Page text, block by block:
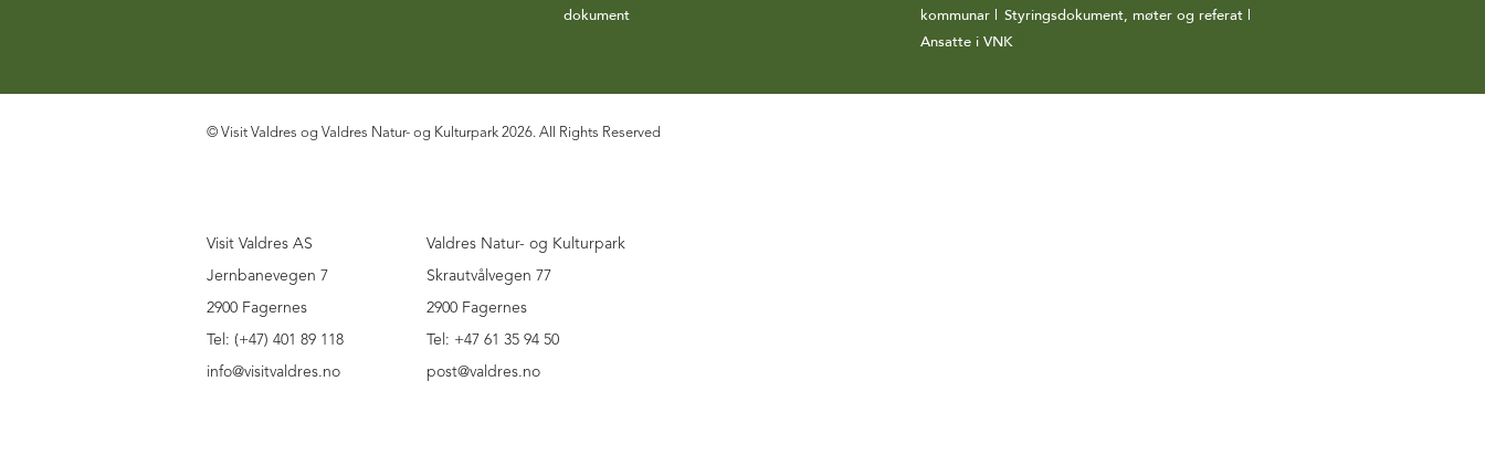
dokument
kommunar | Styringsdokument, møter og referat |
Ansatte i VNK|
Visit Valdres AS
Jernbanevegen 7
2900 Fagernes
Tel: (+47) 401 89 118
info@visitvaldres.no
Valdres Natur- og Kulturpark
Skrautvålvegen 77
2900 Fagernes
Tel: +47 61 35 94 50
post@valdres.no
© Visit Valdres og Valdres Natur- og Kulturpark 2026. All Rights Reserved